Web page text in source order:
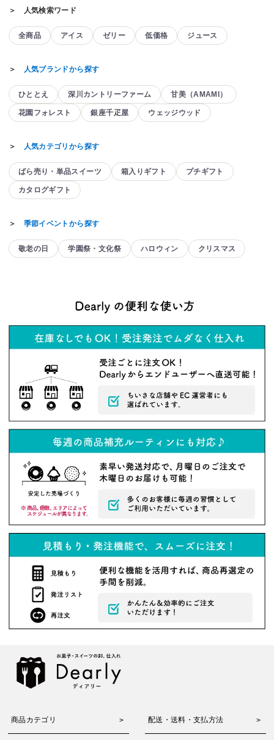
＞ 人気検索ワード
全商品 アイス ゼリー 低価格 ジュース
＞ 人気ブランドから探す
ひととえ 深川カントリーファーム 甘美（AMAMI）
花園フォレスト 銀座千疋屋 ウェッジウッド
＞ 人気カテゴリから探す
ばら売り・単品スイーツ 箱入りギフト プチギフト
カタログギフト
＞ 季節イベントから探す
敬老の日 学園祭・文化祭 ハロウィン クリスマス
商品カテゴリ 配送・送料・支払方法